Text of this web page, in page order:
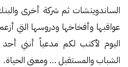
الساندويتشات ثم شركة أخرى
عواقبها وأفخاخها ودروسها التي
اليوم لأكتب لكم مدعياً أنني أحد
الشباب والمستقبل … ومعنى الحياة.